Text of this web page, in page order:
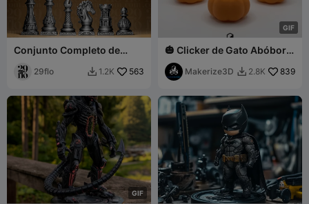
Conjunto Completo de
Barroco Ornamentado - Fi
29flo  1.2K 563
GIF
🎃 Clicker de Gato Abóbora
🐱
Makerize3D  2.8K 839
GIF